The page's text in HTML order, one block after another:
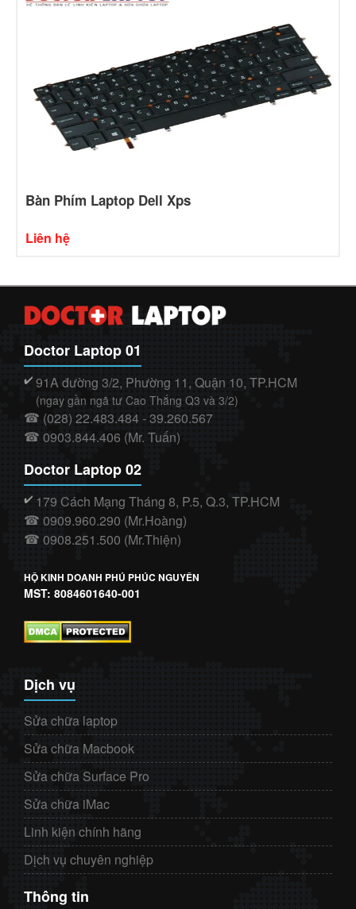
Bàn Phím Laptop Dell Xps
Liên hệ
Doctor Laptop 01
✔️ 91A đường 3/2, Phường 11, Quận 10, TP.HCM
(ngay gần ngã tư Cao Thắng Q3 và 3/2)
☎ (028) 22.483.484 - 39.260.567
☎ 0903.844.406 (Mr. Tuấn)
Doctor Laptop 02
✔️ 179 Cách Mạng Tháng 8, P.5, Q.3, TP.HCM
☎ 0909.960.290 (Mr.Hoàng)
☎ 0908.251.500 (Mr.Thiện)
HỘ KINH DOANH PHÚ PHÚC NGUYÊN
MST: 8084601640-001
Dịch vụ
Sửa chữa laptop
Sửa chữa Macbook
Sửa chữa Surface Pro
Sửa chữa iMac
Linh kiện chính hãng
Dịch vụ chuyên nghiệp
Thông tin